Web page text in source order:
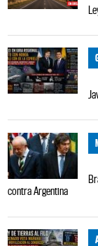
contra Argentina